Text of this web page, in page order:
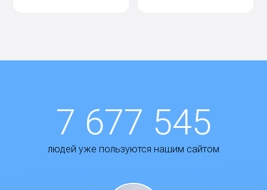
7 677 545
людей уже пользуются нашим сайтом